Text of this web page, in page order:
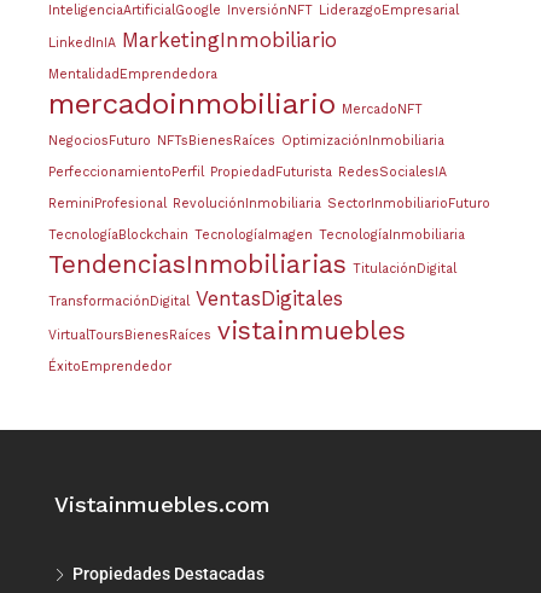
InteligenciaArtificialGoogle InversiónNFT LiderazgoEmpresarial
LinkedInIA MarketingInmobiliario
MentalidadEmprendedora
mercadoinmobiliario MercadoNFT
NegociosFuturo NFTsBienesRaíces OptimizaciónInmobiliaria
PerfeccionamientoPerfil PropiedadFuturista RedesSocialesIA
ReminiProfesional RevoluciónInmobiliaria SectorInmobiliarioFuturo
TecnologíaBlockchain TecnologíaImagen TecnologíaInmobiliaria
TendenciasInmobiliarias TitulaciónDigital
TransformaciónDigital VentasDigitales
VirtualToursBienesRaíces vistainmuebles
ÉxitoEmprendedor
Vistainmuebles.com
Propiedades Destacadas